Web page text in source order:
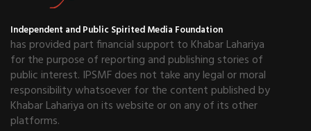
Independent and Public Spirited Media Foundation
has provided part financial support to Khabar Lahariya
for the purpose of reporting and publishing stories of
public interest. IPSMF does not take any legal or moral
responsibility whatsoever for the content published by
Khabar Lahariya on its website or on any of its other
platforms.